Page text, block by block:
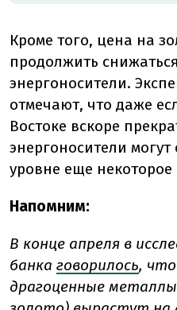
Кроме того, цена на
продолжить
энергоносители.
отмечают, что даже
Востоке вскоре
энергоносители
уровне еще некоторое
Напомним:
В конце апреля в
банка говорилось,
драгоценные